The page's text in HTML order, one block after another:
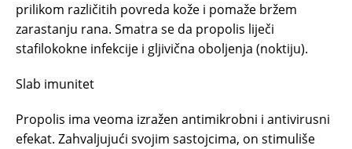
prilikom različitih povreda kože i pomaže bržem
zarastanju rana. Smatra se da propolis liječi
stafilokokne infekcije i gljivična oboljenja (noktiju).
Slab imunitet
Propolis ima veoma izražen antimikrobni i antivirusni
efekat. Zahvaljujući svojim sastojcima, on stimuliše